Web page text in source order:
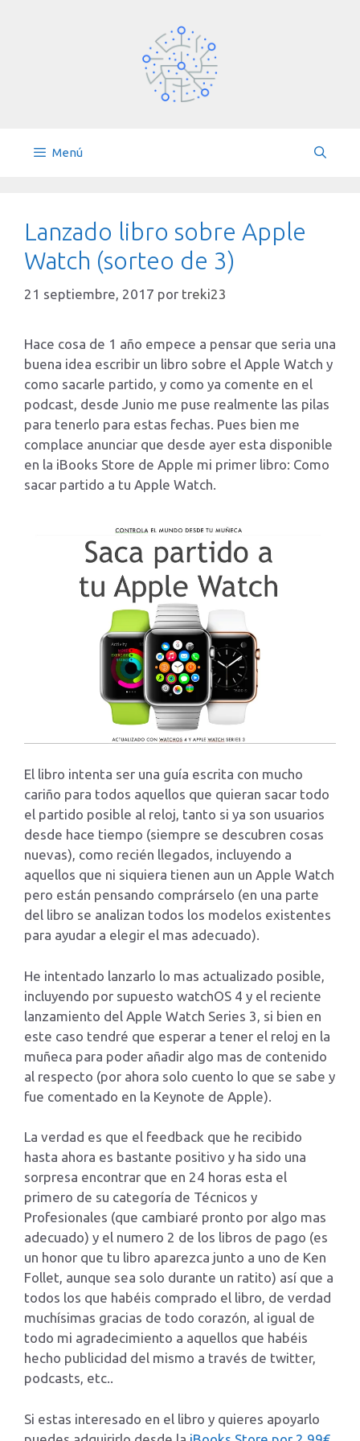
Menú
Lanzado libro sobre Apple
Watch (sorteo de 3)
21 septiembre, 2017 por treki23
Hace cosa de 1 año empece a pensar que seria una
buena idea escribir un libro sobre el Apple Watch y
como sacarle partido, y como ya comente en el
podcast, desde Junio me puse realmente las pilas
para tenerlo para estas fechas. Pues bien me
complace anunciar que desde ayer esta disponible
en la iBooks Store de Apple mi primer libro: Como
sacar partido a tu Apple Watch.
El libro intenta ser una guía escrita con mucho
cariño para todos aquellos que quieran sacar todo
el partido posible al reloj, tanto si ya son usuarios
desde hace tiempo (siempre se descubren cosas
nuevas), como recién llegados, incluyendo a
aquellos que ni siquiera tienen aun un Apple Watch
pero están pensando comprárselo (en una parte
del libro se analizan todos los modelos existentes
para ayudar a elegir el mas adecuado).
He intentado lanzarlo lo mas actualizado posible,
incluyendo por supuesto watchOS 4 y el reciente
lanzamiento del Apple Watch Series 3, si bien en
este caso tendré que esperar a tener el reloj en la
muñeca para poder añadir algo mas de contenido
al respecto (por ahora solo cuento lo que se sabe y
fue comentado en la Keynote de Apple).
La verdad es que el feedback que he recibido
hasta ahora es bastante positivo y ha sido una
sorpresa encontrar que en 24 horas esta el
primero de su categoría de Técnicos y
Profesionales (que cambiaré pronto por algo mas
adecuado) y el numero 2 de los libros de pago (es
un honor que tu libro aparezca junto a uno de Ken
Follet, aunque sea solo durante un ratito) así que a
todos los que habéis comprado el libro, de verdad
muchísimas gracias de todo corazón, al igual de
todo mi agradecimiento a aquellos que habéis
hecho publicidad del mismo a través de twitter,
podcasts, etc..
Si estas interesado en el libro y quieres apoyarlo